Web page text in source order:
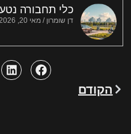
כלי תחבורה
דן שומרון מאי 20, 2026
הקודם